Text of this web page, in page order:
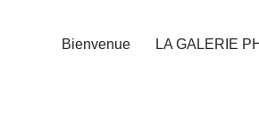
Bienvenue LA GALERIE